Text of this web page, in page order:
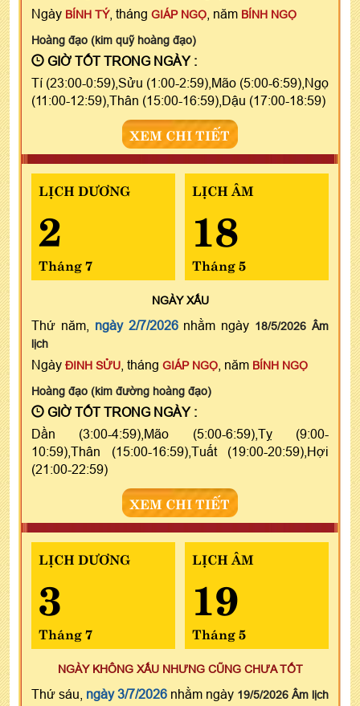
Ngày BÍNH TÝ, tháng GIÁP NGỌ , năm BÍNH NGỌ
Hoàng đạo (kim quỹ hoàng đạo)
GIỜ TỐT TRONG NGÀY :
Tí (23:00-0:59),Sửu (1:00-2:59),Mão (5:00-6:59),Ngọ
(11:00-12:59),Thân (15:00-16:59),Dậu (17:00-18:59)
XEM CHI TIẾT
LỊCH DƯƠNG
2
Tháng 7
LỊCH ÂM
18
Tháng 5
NGÀYXẤU
Thứ năm, ngày 2/7/2026nhằm ngày 18/5/2026 Âm
lịch
Ngày ĐINH SỬU , tháng GIÁP NGỌ , năm BÍNH NGỌ
Hoàng đạo (kim đường hoàng đạo)
GIỜ TỐT TRONG NGÀY :
Dần (3:00-4:59),Mão (5:00-6:59),Tỵ (9:00-
10:59),Thân (15:00-16:59),Tuất (19:00-20:59),Hợi
(21:00-22:59)
XEM CHI TIẾT
LỊCH DƯƠNG
3
Tháng 7
LỊCH ÂM
19
Tháng 5
NGÀY KHÔNG XẤU NHƯNG CŨNG CHƯA TỐT
Thứ sáu, ngày 3/7/2026 nhằm ngày 19/5/2026 Âm lịch